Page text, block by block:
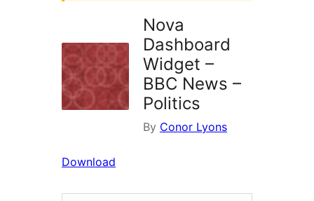
Nova
Dashboard
Widget –
BBC News –
Politics
By Conor Lyons
Download